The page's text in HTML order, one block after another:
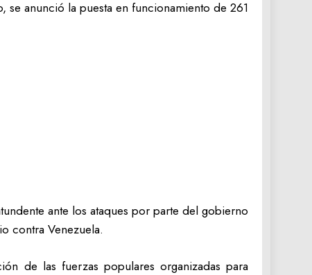
se anunció la puesta en funcionamiento de 261
ante los ataques por parte del gobierno
contra Venezuela.
de las fuerzas populares organizadas para